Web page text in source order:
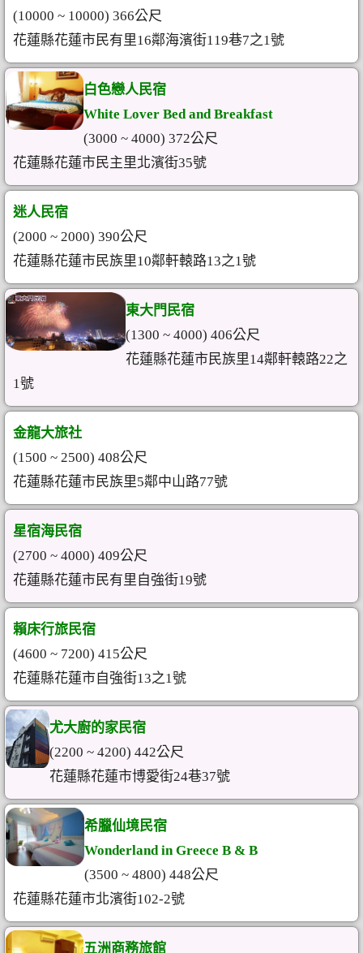
(10000 ~ 10000) 366公尺
花蓮縣花蓮市民有里16鄰海濱街119巷7之1號
白色戀人民宿
White Lover Bed and Breakfast
(3000 ~ 4000) 372公尺
花蓮縣花蓮市民主里北濱街35號
迷人民宿
(2000 ~ 2000) 390公尺
花蓮縣花蓮市民族里10鄰軒轅路13之1號
東大門民宿
(1300 ~ 4000) 406公尺
花蓮縣花蓮市民族里14鄰軒轅路22之
1號
金龍大旅社
(1500 ~ 2500) 408公尺
花蓮縣花蓮市民族里5鄰中山路77號
星宿海民宿
(2700 ~ 4000) 409公尺
花蓮縣花蓮市民有里自強街19號
賴床行旅民宿
(4600 ~ 7200) 415公尺
花蓮縣花蓮市自強街13之1號
尤大廚的家民宿
(2200 ~ 4200) 442公尺
花蓮縣花蓮市博愛街24巷37號
希臘仙境民宿
Wonderland in Greece B & B
(3500 ~ 4800) 448公尺
花蓮縣花蓮市北濱街102-2號
五洲商務旅館